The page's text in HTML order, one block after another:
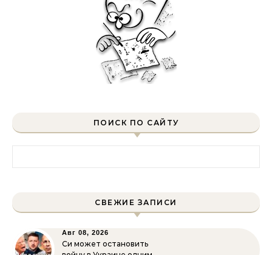
ПОИСК ПО САЙТУ
СВЕЖИЕ ЗАПИСИ
Авг 08, 2026
Си может остановить